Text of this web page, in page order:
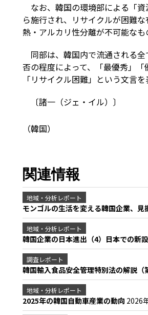
なお、韓国の環境部による「
ら施行され、リサイクルが困難
熱・アルカリ性分離が不可能なも
同部は、韓国内で流通される
否の程度によって、「最優秀」
「リサイクル困難」という文言
〔諸一（ジェ・イル）〕
（韓国）
関連情報
地域・分析レポート
モンゴルの生活を変える韓国企業、見
地域・分析レポート
韓国企業の日本進出（4）日本での新
調査レポート
韓国輸入食品安全管理特別法の解説（
地域・分析レポート
2025年の韓国自動車産業の動向 2026